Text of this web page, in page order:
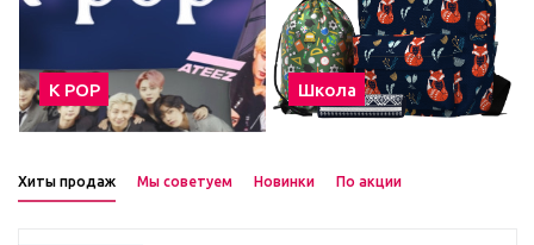
К POP Школа
Хиты продаж Мы советуем Новинки По акции